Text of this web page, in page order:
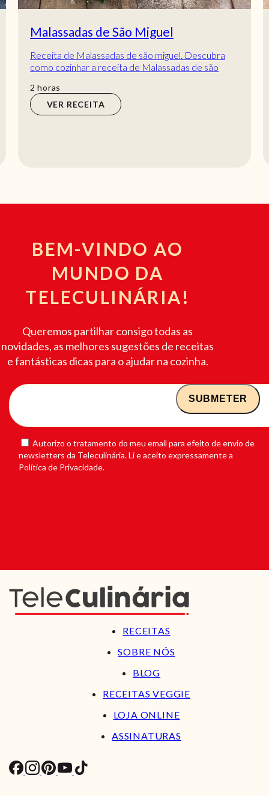
Bolonhesa de verão
Esta bolonhesa de verão é uma receita imperdível
e super deliciosa, especialmente para quem gosta
VER RECEITA
BEM-VINDO AO
MUNDO DA
TELECULINÁRIA!
Queremos partilhar consigo todas as
novidades, as melhores sugestões de receitas
e fantásticas dicas para o ajudar na cozinha.
Autorizo o tratamento do meu email para efeito de envio de
newsletters da Teleculinária. Li e aceito expressamente a
Política de Privacidade.
RECEITAS
SOBRE NÓS
BLOG
RECEITAS VEGGIE
LOJA ONLINE
ASSINATURAS